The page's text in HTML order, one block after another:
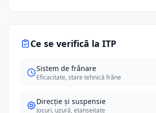
Ce se verifică la ITP
Sistem de frânare
Eficacitate, stare tehnică frâne
Direcție și suspensie
Jocuri, uzură, etanșeitate